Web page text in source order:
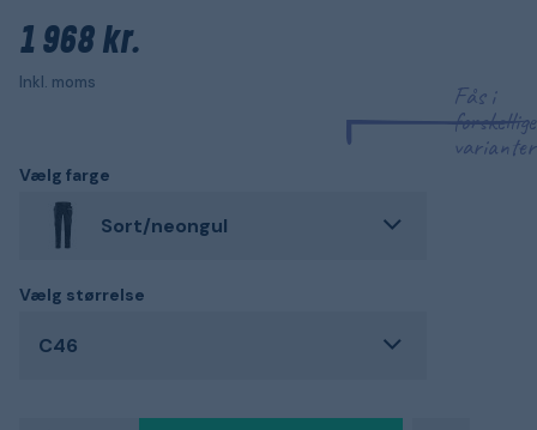
1 968 kr.
Inkl. moms
Fås i
forskellige
varianter
Vælg farge
Sort/neongul
Vælg størrelse
C46